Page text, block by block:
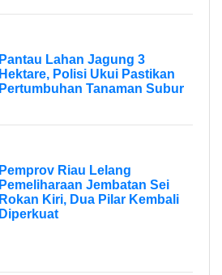
Pantau Lahan Jagung 3
Hektare, Polisi Ukui Pastikan
Pertumbuhan Tanaman Subur
Pemprov Riau Lelang
Pemeliharaan Jembatan Sei
Rokan Kiri, Dua Pilar Kembali
Diperkuat